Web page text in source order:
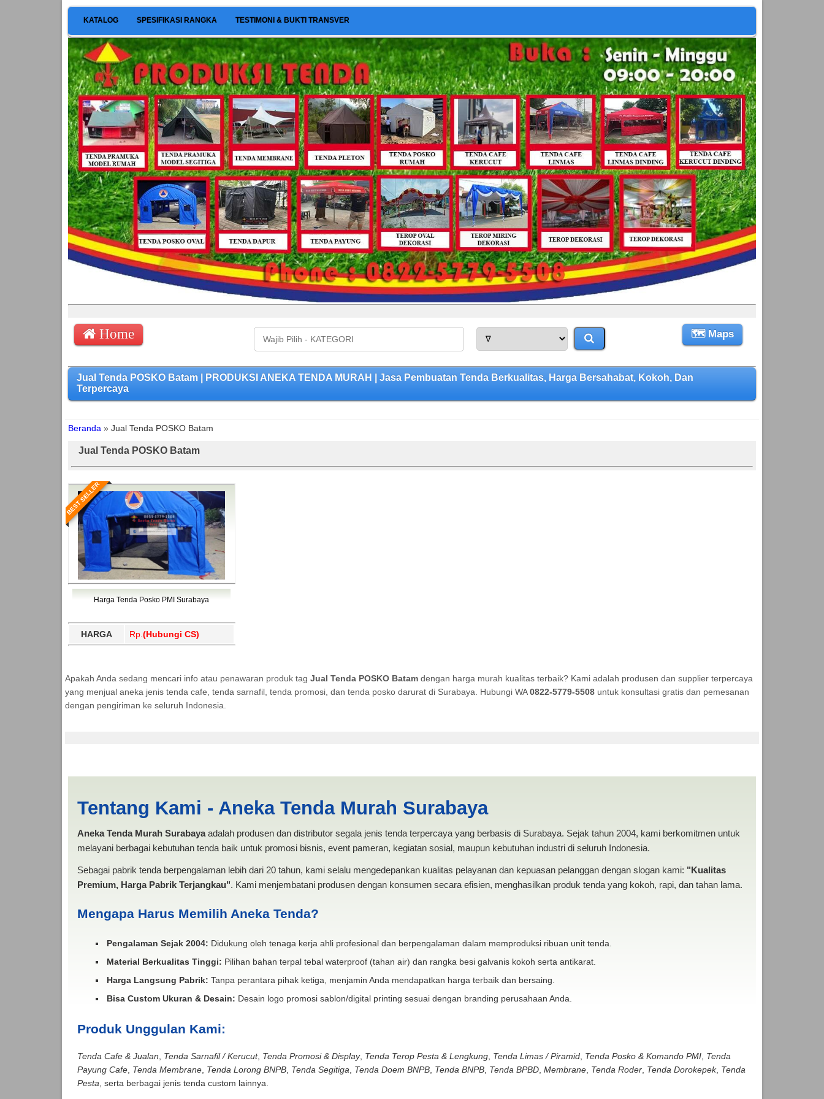
KATALOG SPESIFIKASI RANGKA TESTIMONI & BUKTI TRANSVER
Home 🗺 Maps
Jual Tenda POSKO Batam | PRODUKSI ANEKA TENDA MURAH | Jasa Pembuatan Tenda Berkualitas, Harga Bersahabat, Kokoh, Dan
Terpercaya
Beranda » Jual Tenda POSKO Batam
Jual Tenda POSKO Batam
BEST SELLER
Harga Tenda Posko PMI Surabaya
HARGA Rp. (Hubungi CS)
Apakah Anda sedang mencari info atau penawaran produk tag Jual Tenda POSKO Batamdengan harga murah kualitas terbaik? Kami adalah produsen dan supplier terpercaya
yang menjual aneka jenis tenda cafe, tenda sarnafil, tenda promosi, dan tenda posko darurat di Surabaya. Hubungi WA0822-5779-5508untuk konsultasi gratis dan pemesanan
dengan pengiriman ke seluruh Indonesia.
Tentang Kami - Aneka Tenda Murah Surabaya
Aneka Tenda Murah Surabayaadalah produsen dan distributor segala jenis tenda terpercaya yang berbasis di Surabaya. Sejak tahun 2004, kami berkomitmen untuk
melayani berbagai kebutuhan tenda baik untuk promosi bisnis, event pameran, kegiatan sosial, maupun kebutuhan industri di seluruh Indonesia.
Sebagai pabrik tenda berpengalaman lebih dari 20 tahun, kami selalu mengedepankan kualitas pelayanan dan kepuasan pelanggan dengan slogan kami: "Kualitas
Premium, Harga Pabrik Terjangkau". Kami menjembatani produsen dengan konsumen secara efisien, menghasilkan produk tenda yang kokoh, rapi, dan tahan lama.
Mengapa Harus Memilih Aneka Tenda?
Pengalaman Sejak 2004: Didukung oleh tenaga kerja ahli profesional dan berpengalaman dalam memproduksi ribuan unit tenda.
Material Berkualitas Tinggi: Pilihan bahan terpal tebal waterproof (tahan air) dan rangka besi galvanis kokoh serta antikarat.
Harga Langsung Pabrik: Tanpa perantara pihak ketiga, menjamin Anda mendapatkan harga terbaik dan bersaing.
Bisa Custom Ukuran & Desain: Desain logo promosi sablon/digital printing sesuai dengan branding perusahaan Anda.
Produk Unggulan Kami:
Tenda Cafe & Jualan Tenda Sarnafil / Kerucut, Tenda Promosi & Display, Tenda Terop Pesta & Lengkung, Tenda Limas / Piramid, Tenda Posko & Komando PMI, Tenda
Payung Cafe, Tenda Membrane, Tenda Lorong BNPB, Tenda Segitiga Tenda Doem BNPB, Tenda BNPB, Tenda BPBD, Membrane, Tenda Roder, Tenda Dorokepek, Tenda
Pesta , serta berbagai jenis tenda custom lainnya.